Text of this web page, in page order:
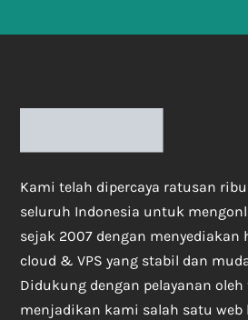
Kami telah dipercaya ratusan
seluruh Indonesia untuk
sejak 2007 dengan menyediakan
cloud & VPS yang stabil dan
Didukung dengan pelayanan
menjadikan kami salah satu